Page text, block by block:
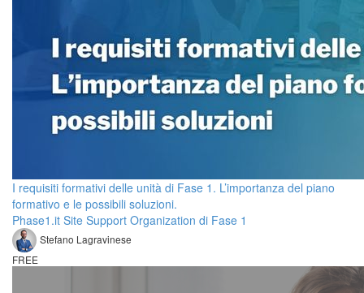
I requisiti formativi delle unità di Fase 1. L’importanza del piano
formativo e le possibili soluzioni.
Phase1.it Site Support Organization di Fase 1
Stefano Lagravinese
FREE